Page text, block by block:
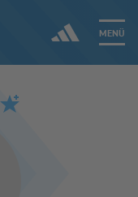
MENÜ
Jetzt einloggen